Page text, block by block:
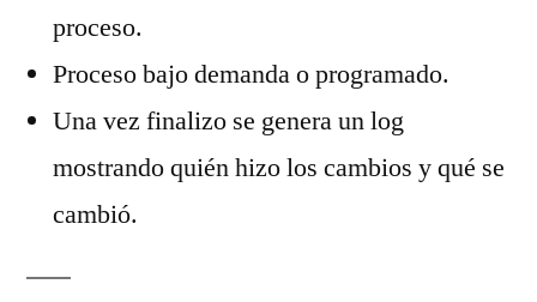
proceso.
Proceso bajo demanda o programado.
Una vez finalizo se genera un log
mostrando quién hizo los cambios y qué se
cambió.